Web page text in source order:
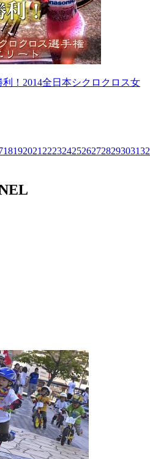
！2014全日本シクロクロス女
18192021 2223242526272829303132